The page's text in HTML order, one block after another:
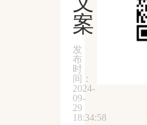
案
发
布
时
间：
2024-
09-
29
18:34:58